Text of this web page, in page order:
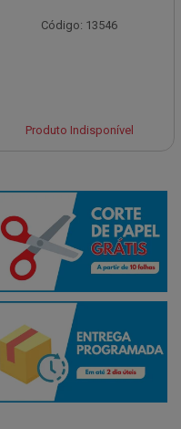
Código: 13546
Produto Indisponível